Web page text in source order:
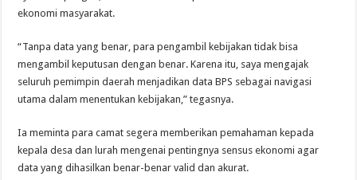
ekonomi masyarakat.
“Tanpa data yang benar, para pengambil kebijakan tidak bisa
mengambil keputusan dengan benar. Karena itu, saya mengajak
seluruh pemimpin daerah menjadikan data BPS sebagai navigasi
utama dalam menentukan kebijakan,” tegasnya.
Ia meminta para camat segera memberikan pemahaman kepada
kepala desa dan lurah mengenai pentingnya sensus ekonomi agar
data yang dihasilkan benar-benar valid dan akurat.